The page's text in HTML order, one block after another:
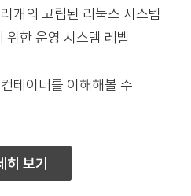
개의 고립된 리눅스 시스템
한 운영 시스템 레벨
테이너를 이해해볼 수
히 보기